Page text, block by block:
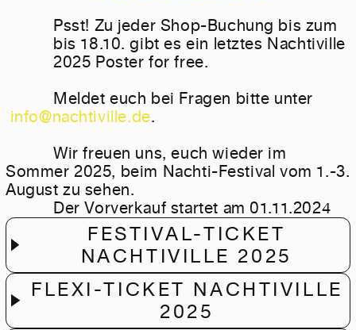
Psst! Zu jeder Shop-Buchung bis zum
bis 18.10. gibt es ein letztes Nachtiville
2025 Poster for free.
Meldet euch bei Fragen bitte unter
info@nachtiville.de.
Wir freuen uns, euch wieder im
Sommer 2025, beim Nachti-Festival vom 1.-3.
August zu sehen.
Der Vorverkauf startet am 01.11.2024
FESTIVAL-TICKET
NACHTIVILLE 2025
FLEXI-TICKET NACHTIVILLE
2025